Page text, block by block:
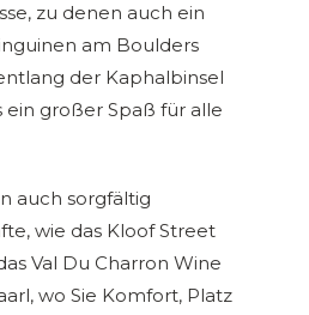
zu denen auch ein
am Boulders
der Kaphalbinsel
ein großer Spaß für alle
auch sorgfältig
wie das Kloof Street
Val Du Charron Wine
wo Sie Komfort, Platz